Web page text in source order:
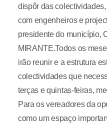
dispôr das
com engenheiros e
presidente do município,
MIRANTE.Todos os
irão reunir e a estrutura
colectividades que
terças e quintas-feiras,
Para os vereadores da
como um espaço